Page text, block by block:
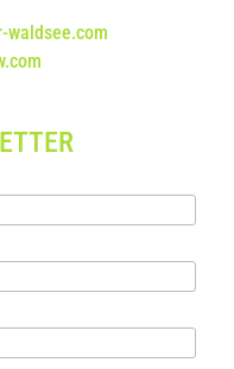
waldsee.com